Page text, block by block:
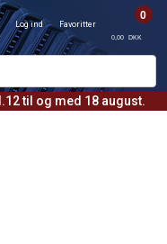
til og med 18 august.
Log ind Favoritter
0
0,00 DKK